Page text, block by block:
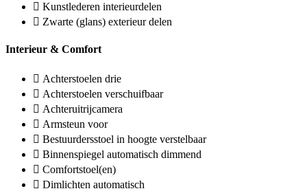
Kunstlederen interieurdelen
Zwarte (glans) exterieur delen
Interieur & Comfort
Achterstoelen drie
Achterstoelen verschuifbaar
Achteruitrijcamera
Armsteun voor
Bestuurdersstoel in hoogte verstelbaar
Binnenspiegel automatisch dimmend
Comfortstoel(en)
Dimlichten automatisch